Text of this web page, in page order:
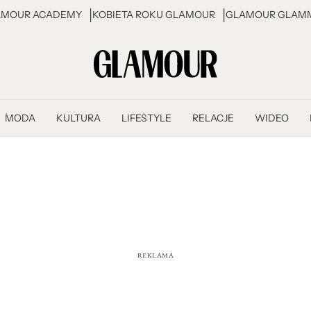
ACADEMY KOBIETA ROKU GLAMOUR GLAMOUR
MODA KULTURA LIFESTYLE RELACJE WIDEO